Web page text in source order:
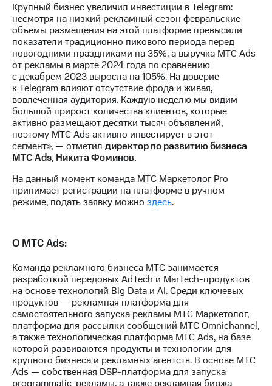
Регистратор
Реквизиты
Контакты
развитие
деловая этика
На главную
Крупный бизнес увеличил инвестиции в Telegram:
несмотря на низкий рекламный сезон февральские
объемы размещения на этой платформе превысили
показатели традиционно пикового периода перед
новогодними праздниками на 35%, а выручка МТС Ads
от рекламы в марте 2024 года по сравнению
с декабрем 2023 выросла на 105%. На доверие
к Telegram влияют отсутствие фрода и живая,
вовлеченная аудитория. Каждую неделю мы видим
большой прирост количества клиентов, которые
активно размещают десятки тысяч объявлений,
поэтому МТС Ads активно инвестирует в этот
сегмент», — отметил директор по развитию бизнеса
МТС Ads, Никита Фоминов.
На данный момент команда МТС Маркетолог Pro
принимает регистрации на платформе в ручном
режиме, подать заявку можно здесь.
О МТС Ads:
Команда рекламного бизнеса МТС занимается
разработкой передовых AdTech и MarTech-продуктов
на основе технологий Big Data и AI. Среди ключевых
продуктов — рекламная платформа для
самостоятельного запуска рекламы МТС Маркетолог,
платформа для рассылки сообщений МТС Omnichannel,
а также технологическая платформа МТС Ads, на базе
которой развиваются продукты и технологии для
крупного бизнеса и рекламных агентств. В основе МТС
Ads — собственная DSP-платформа для запуска